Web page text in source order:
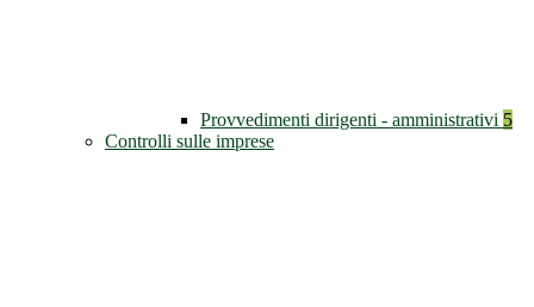
Provvedimenti dirigenti - amministrativi 5
Controlli sulle imprese